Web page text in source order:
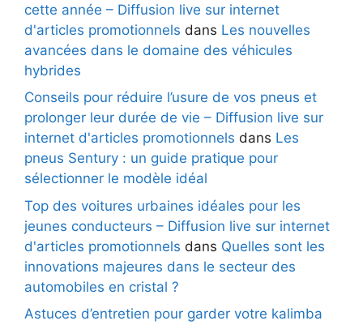
cette année – Diffusion live sur internet
d'articles promotionnels dans Les nouvelles
avancées dans le domaine des véhicules
hybrides
Conseils pour réduire l’usure de vos pneus et
prolonger leur durée de vie – Diffusion live sur
internet d'articles promotionnels dans Les
pneus Sentury : un guide pratique pour
sélectionner le modèle idéal
Top des voitures urbaines idéales pour les
jeunes conducteurs – Diffusion live sur internet
d'articles promotionnels dans Quelles sont les
innovations majeures dans le secteur des
automobiles en cristal ?
Astuces d’entretien pour garder votre kalimba